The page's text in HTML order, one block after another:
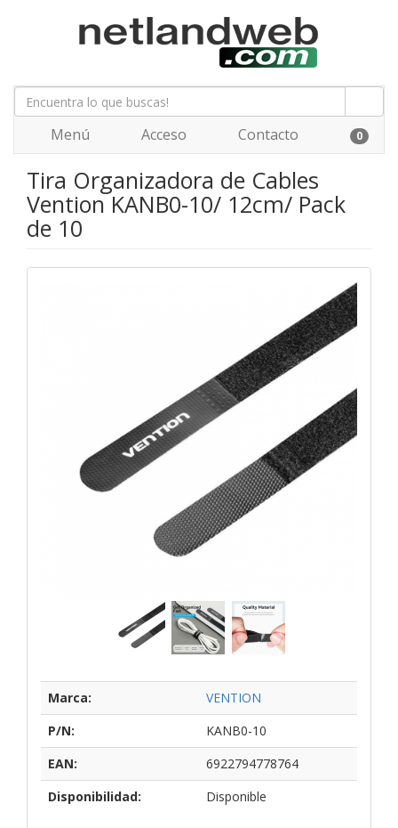
Menú Acceso Contacto 0
Tira Organizadora de Cables
Vention KANB0-10/ 12cm/ Pack
de 10
Marca:
VENTION
P/N:
KANB0-10
EAN:
6922794778764
Disponibilidad:
Disponible